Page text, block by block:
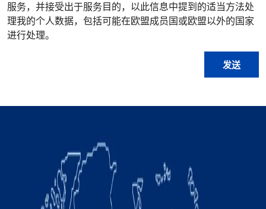
服务，并接受出于服务目的，以此信息中提到的适当方法处
理我的个人数据，包括可能在欧盟成员国或欧盟以外的国家
进行处理。